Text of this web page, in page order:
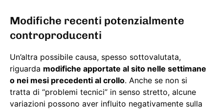
Modifiche recenti potenzialmente
controproducenti
Un’altra possibile causa, spesso sottovalutata,
riguarda modifiche apportate al sito nelle settimane
o nei mesi precedenti al crollo. Anche se non si
tratta di “problemi tecnici” in senso stretto, alcune
variazioni possono aver influito negativamente sulla